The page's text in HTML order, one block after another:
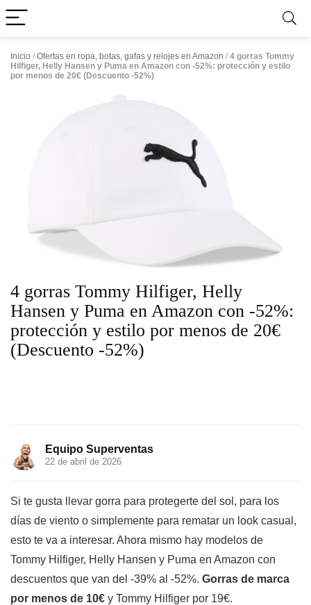
Inicio / Ofertas en ropa, botas, gafas y relojes en Amazon / 4 gorras Tommy
Hilfiger, Helly Hansen y Puma en Amazon con -52%: protección y estilo
por menos de 20€ (Descuento -52%)
4 gorras Tommy Hilfiger, Helly
Hansen y Puma en Amazon con -52%:
protección y estilo por menos de 20€
(Descuento -52%)
Equipo Superventas
22 de abril de 2026
Si te gusta llevar gorra para protegerte del sol, para los
días de viento o simplemente para rematar un look casual,
esto te va a interesar. Ahora mismo hay modelos de
Tommy Hilfiger, Helly Hansen y Puma en Amazon con
descuentos que van del -39% al -52%. Gorras de marca
por menos de 10€ y Tommy Hilfiger por 19€.